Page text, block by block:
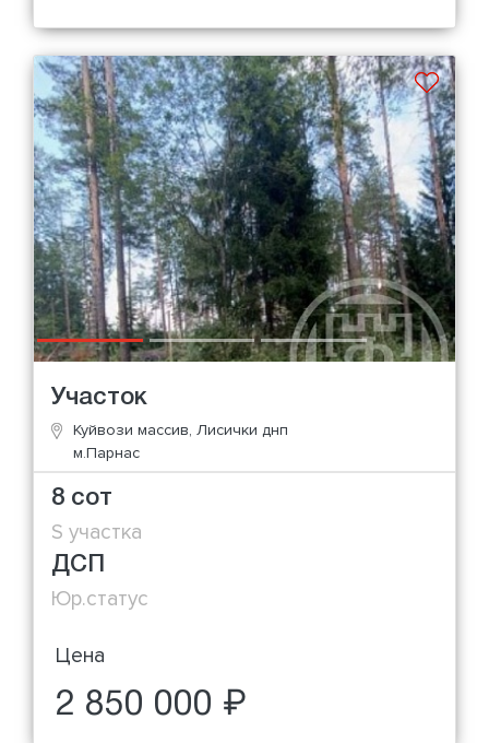
Участок
Куйвози массив, Лисички днп
м.Парнас
8 сот
S участка
ДСП
Юр.статус
Цена
2 850 000 ₽